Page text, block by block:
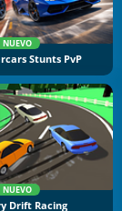
NUEVO
Stunts PvP
NUEVO
Drift Racing